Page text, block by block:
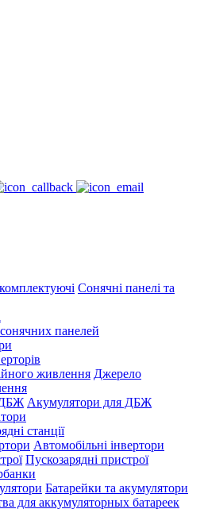
Сонячні панелі та
панелей
Джерело
Акумулятори для ДБЖ
станції
Автомобільні інвертори
Пускозарядні пристрої
Батарейки та акумулятори